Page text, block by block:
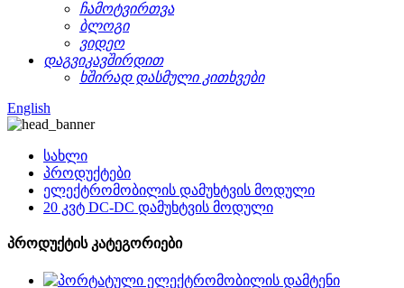
ჩამოტვირთვა
ბლოგი
ვიდეო
დაგვიკავშირდით
ხშირად დასმული კითხვები
English
სახლი
პროდუქტები
ელექტრომობილის დამუხტვის მოდული
20 კვტ DC-DC დამუხტვის მოდული
პროდუქტის კატეგორიები